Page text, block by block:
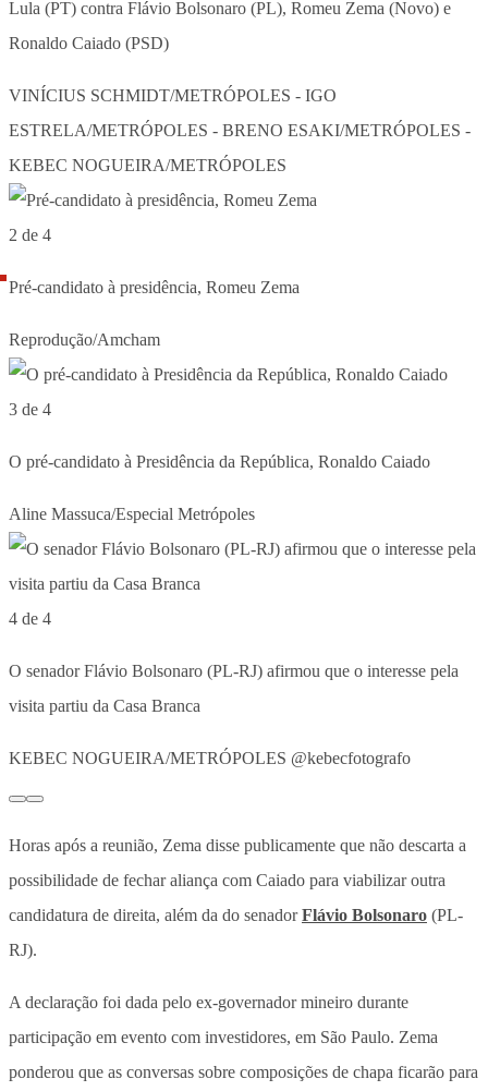
Lula (PT) contra Flávio Bolsonaro (PL), Romeu Zema (Novo) e
Ronaldo Caiado (PSD)
VINÍCIUS SCHMIDT/METRÓPOLES - IGO
ESTRELA/METRÓPOLES - BRENO ESAKI/METRÓPOLES -
KEBEC NOGUEIRA/METRÓPOLES
2 de 4
Pré-candidato à presidência, Romeu Zema
Reprodução/Amcham
3 de 4
O pré-candidato à Presidência da República, Ronaldo Caiado
Aline Massuca/Especial Metrópoles
4 de 4
O senador Flávio Bolsonaro (PL-RJ) afirmou que o interesse pela
visita partiu da Casa Branca
KEBEC NOGUEIRA/METRÓPOLES @kebecfotografo
Horas após a reunião, Zema disse publicamente que não descarta a
possibilidade de fechar aliança com Caiado para viabilizar outra
candidatura de direita, além da do senadorFlávio Bolsonaro (PL-
RJ).
A declaração foi dada pelo ex-governador mineiro durante
participação em evento com investidores, em São Paulo. Zema
ponderou que as conversas sobre composições de chapa ficarão para